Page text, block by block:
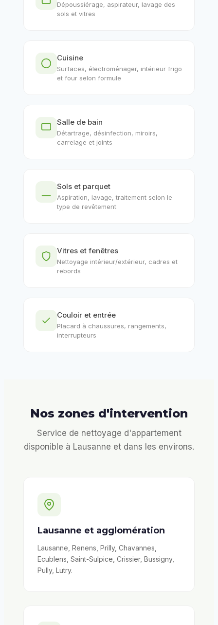
Dépoussiérage, aspirateur, lavage des
sols et vitres
Cuisine
Surfaces, électroménager, intérieur frigo
et four selon formule
Salle de bain
Détartrage, désinfection, miroirs,
carrelage et joints
Sols et parquet
Aspiration, lavage, traitement selon le
type de revêtement
Vitres et fenêtres
Nettoyage intérieur/extérieur, cadres et
rebords
Couloir et entrée
Placard à chaussures, rangements,
interrupteurs
Nos zones d'intervention
Service de nettoyage d'appartement
disponible à Lausanne et dans les environs.
Lausanne et agglomération
Lausanne, Renens, Prilly, Chavannes,
Ecublens, Saint-Sulpice, Crissier, Bussigny,
Pully, Lutry.